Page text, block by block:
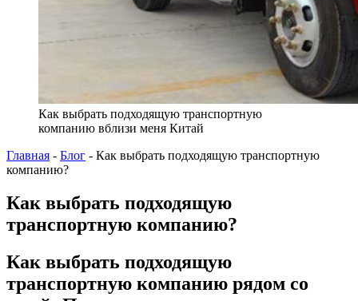
Как выбрать подходящую транспортную
компанию вблизи меня Китай
Главная - Блог - Как выбрать подходящую транспортную
компанию?
Как выбрать подходящую
транспортную компанию?
Как выбрать подходящую
транспортную компанию рядом со